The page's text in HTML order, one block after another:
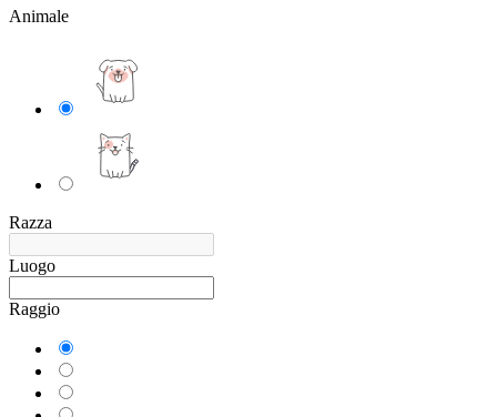
Animale
Razza
Luogo
Raggio